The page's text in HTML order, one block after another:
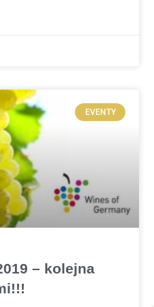
EVENTY
– kolejna